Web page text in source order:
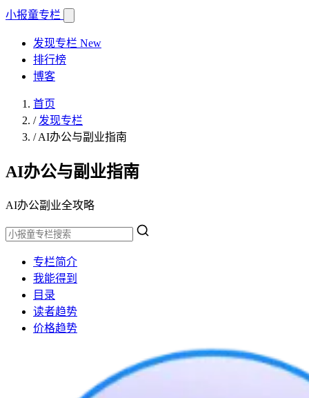
小报童专栏
发现专栏 New
排行榜
博客
首页
/ 发现专栏
/AI办公与副业指南
AI办公与副业指南
AI办公副业全攻略
专栏简介
我能得到
目录
读者趋势
价格趋势